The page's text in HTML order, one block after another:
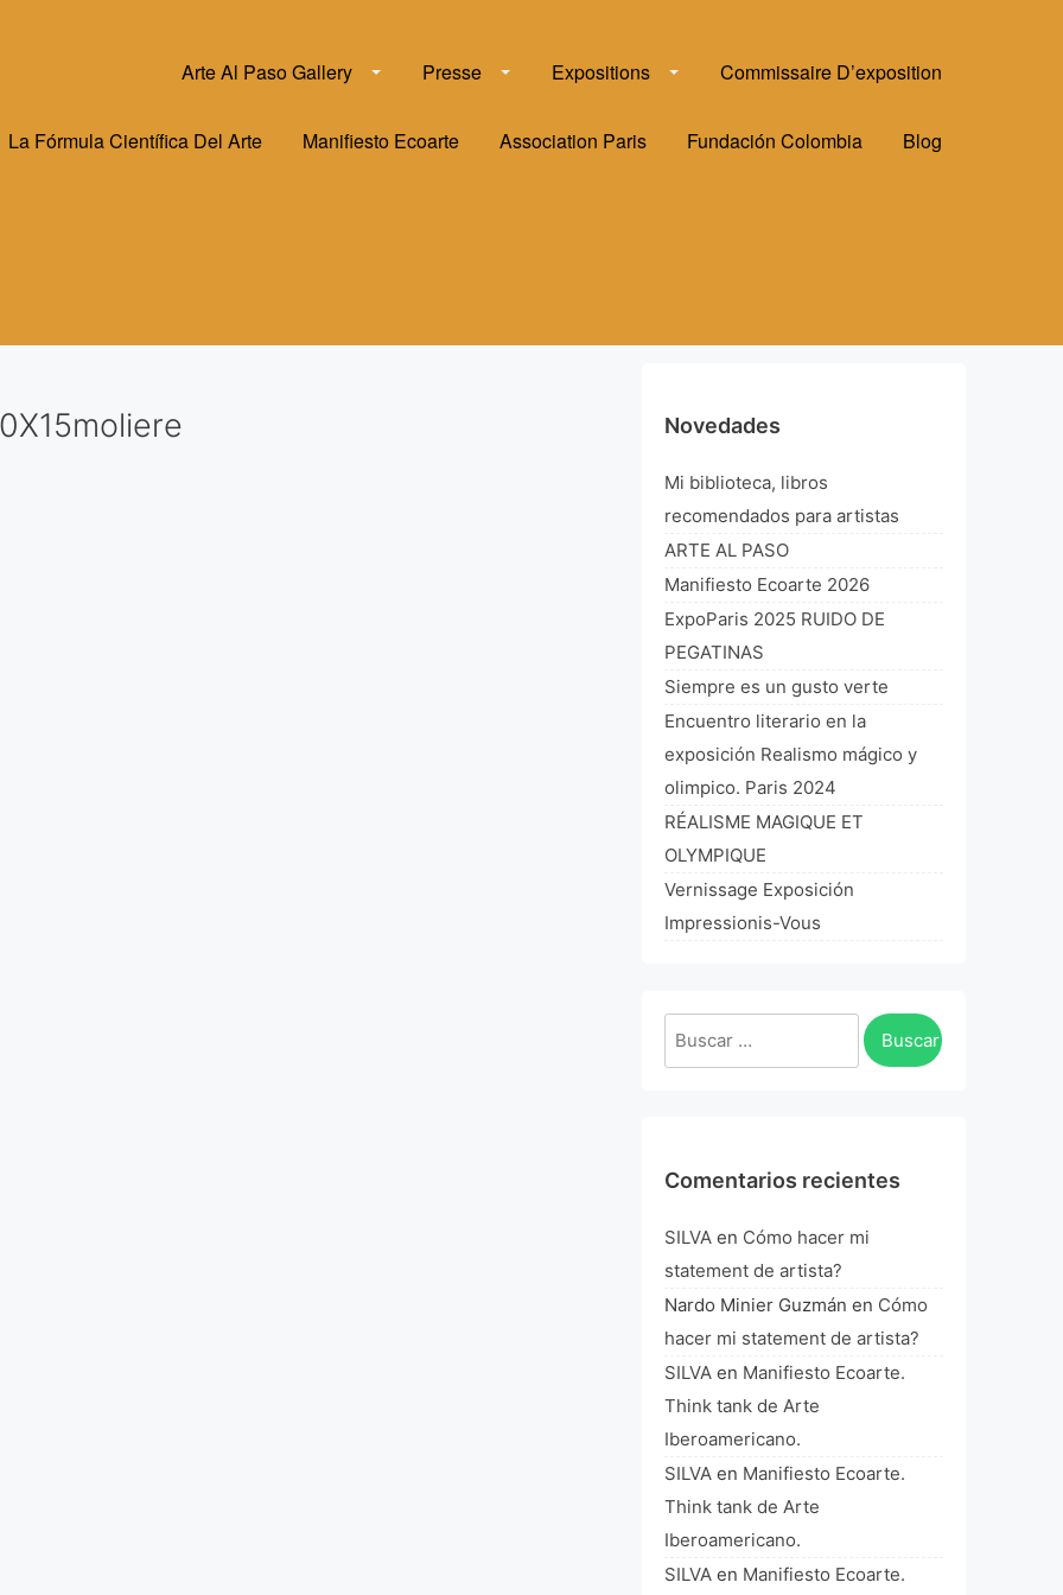
Arte Al Paso Gallery Presse Expositions Commissaire D’exposition
La Fórmula Científica Del Arte Manifiesto Ecoarte Association Paris Fundación Colombia Blog
Novedades
Mi biblioteca, libros
recomendados para artistas
ARTE AL PASO
Manifiesto Ecoarte 2026
ExpoParis 2025 RUIDO DE
PEGATINAS
Siempre es un gusto verte
Encuentro literario en la
exposición Realismo mágico y
olimpico. Paris 2024
RÉALISME MAGIQUE ET
OLYMPIQUE
Vernissage Exposición
Impressionis-Vous
Buscar:
Comentarios recientes
SILVA en Cómo hacer mi
statement de artista?
Nardo Minier Guzmán en Cómo
hacer mi statement de artista?
SILVA en Manifiesto Ecoarte.
Think tank de Arte
Iberoamericano.
SILVA en Manifiesto Ecoarte.
Think tank de Arte
Iberoamericano.
SILVA en Manifiesto Ecoarte.